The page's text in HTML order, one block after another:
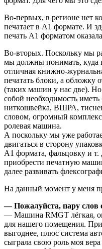
Во-первых, в регионе нет
печатает в А1 формате. И
печать А1 форматом
Во-вторых. Поскольку мы
мы должны понимать, куда
отличная книжно-
печатать блоки, а обложку
(таких машин у нас две). Но
собой необходимость
ниткошвейка, ВШРА,
словом, огромный
ролевая машина.
А поскольку мы уже
двигаться в сторону
А1 формата, фальцовку и
приобрести печатную
далее развивать
На данный момент у меня
— Пожалуйста, пару
— Машина RMGT лёгкая,
для нашего помещения.
выгоднее, плюс система
сыграла свою роль моя